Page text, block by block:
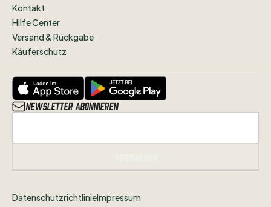
Kontakt
Hilfe Center
Versand & Rückgabe
Käuferschutz
Newsletter abonnieren
DatenschutzrichtlinieImpressum